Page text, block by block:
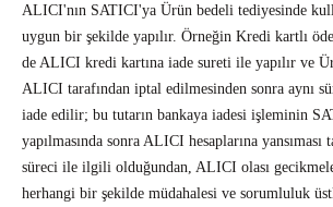
ALICI'nın SATICI'ya Ürün bedeli tediyesinde
uygun bir şekilde yapılır. Örneğin Kredi kartlı
de ALICI kredi kartına iade sureti ile yapılır ve
ALICI tarafından iptal edilmesinden sonra aynı
iade edilir; bu tutarın bankaya iadesi işleminin
yapılmasında sonra ALICI hesaplarına yansıması
süreci ile ilgili olduğundan, ALICI olası
herhangi bir şekilde müdahalesi ve sorumluluk